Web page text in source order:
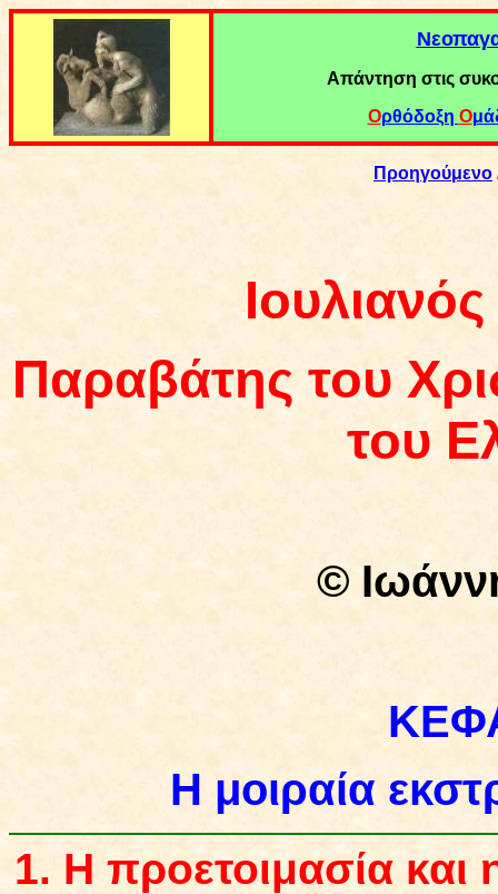
Απάντηση στις
Ορθόδοξη Ο
Προηγούμενο
Παραβάτης του
του
©
Η μοιραία
1. Η προετοιμασία και